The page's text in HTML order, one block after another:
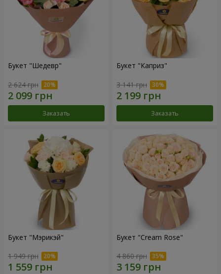
Букет "Шедевр"
2 624 грн
Заказать
Букет "Каприз"
3 141 грн
Заказать
Букет "Мэрикэй"
1 949 грн
Букет "Cream Rose"
4 860 грн